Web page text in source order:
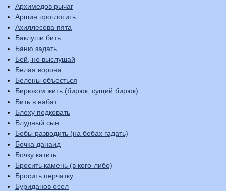
Архимедов рычаг
Аршин проглотить
Ахиллесова пята
Баклуши бить
Баню задать
Бей, но выслушай
Белая ворона
Белены объесться
Бирюком жить (бирюк, сущий бирюк)
Бить в набат
Блоху подковать
Блудный сын
Бобы разводить (на бобах гадать)
Бочка данаид
Бочку катить
Бросить камень (в кого-либо)
Бросить перчатку
Буриданов осел